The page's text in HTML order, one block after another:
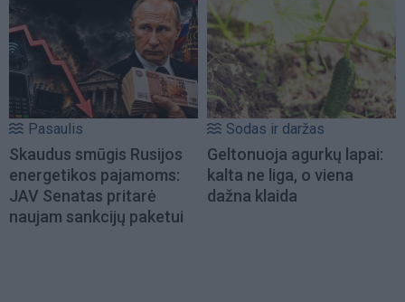
Pasaulis
Skaudus smūgis Rusijos
energetikos pajamoms:
JAV Senatas pritarė
naujam sankcijų paketui
Sodas ir daržas
Geltonuoja agurkų lapai:
kalta ne liga, o viena
dažna klaida